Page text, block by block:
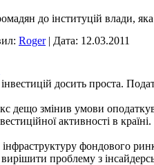
до інституцій влади,
Roger | Дата: 12.03.2011
досить проста.
дещо змінив умови
активності в
фондового
проблему з